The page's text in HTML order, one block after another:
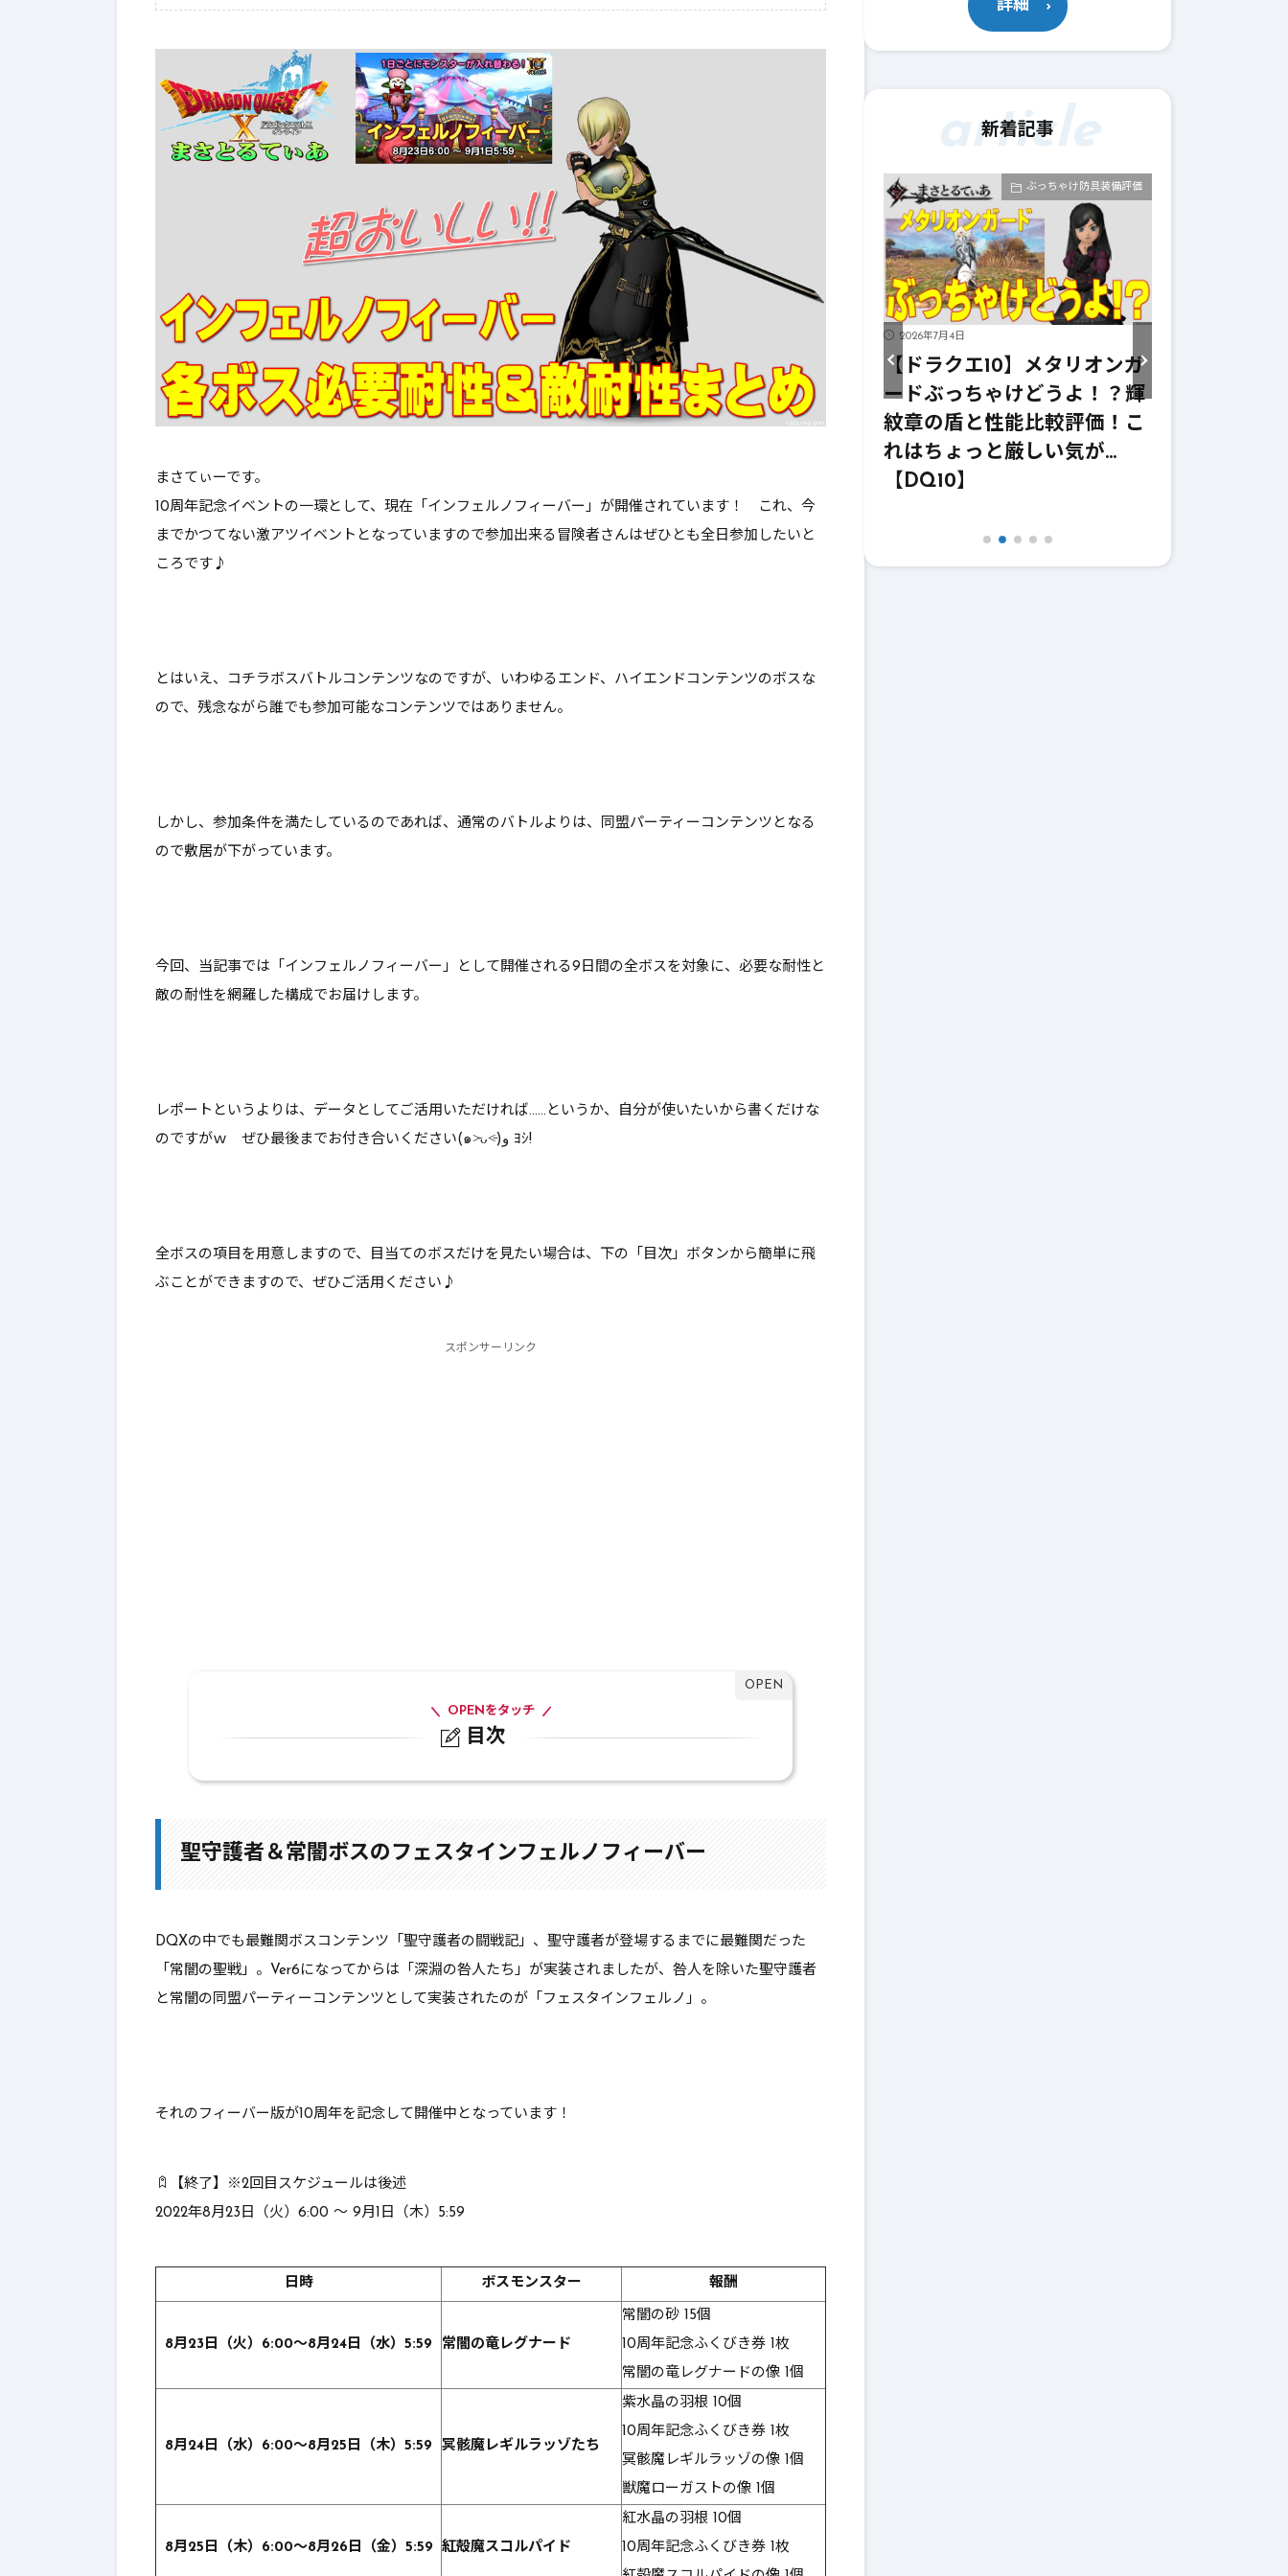
まさてぃーです。
10周年記念イベントの一環として、現在「 インフェルノフィーバー 」が開催されています！ これ、今
までかつてない激アツイベントとなっていますので参加出来る冒険者さんはぜひとも全日参加したいと
ころです♪
とはいえ、コチラボスバトルコンテンツなのですが、いわゆるエンド、ハイエンドコンテンツのボスな
ので、 残念ながら誰でも参加可能なコンテンツではありません。
しかし、参加条件を満たしているのであれば、通常のバトルよりは、同盟パーティーコンテンツとなる
ので敷居が下がっています。
今回、当記事では「インフェルノフィーバー」として開催される9日間の全ボスを対象に、 必要な耐性と
敵の耐性を網羅した構成でお届けします。
レポートというよりは、データとしてご活用いただければ……というか、自分が使いたいから書くだけな
のですがｗ ぜひ最後までお付き合いください(๑˃̵ᴗ˂̵)و ﾖｼ!
全ボスの項目を用意しますので、目当てのボスだけを見たい場合は、下の「目次」ボタンから簡単に飛
ぶことができますので、ぜひご活用ください♪
スポンサーリンク
目次
OPENをタッチ
1-2. 冥骸魔レギルラッゾたち
1-5. 翠将鬼ジェルザーク
最後に
聖守護者＆常闇ボスのフェスタインフェルノフィーバー
DQXの中でも最難関ボスコンテンツ「聖守護者の闘戦記」、聖守護者が登場するまでに最難関だった
「常闇の聖戦」。Ver6になってからは「深淵の咎人たち」が実装されましたが、 咎人を除いた聖守護者
と常闇の同盟パーティーコンテンツ として実装されたのが「フェスタインフェルノ」。
それのフィーバー版が10周年を記念して開催中となっています！
【終了】※2回目スケジュールは後述
2022年8月23日（火）6:00 ～ 9月1日（木）5:59
日時 ボスモンスター 報酬
8月23日（火）6:00～8月24日（水）5:59 常闇の竜レグナード
常闇の砂 15個
10周年記念ふくびき券 1枚
常闇の竜レグナードの像 1個
8月24日（水）6:00～8月25日（木）5:59 冥骸魔レギルラッゾたち
紫水晶の羽根 10個
10周年記念ふくびき券 1枚
冥骸魔レギルラッゾの像 1個
獣魔ローガストの像 1個
8月25日（木）6:00～8月26日（金）5:59 紅殻魔スコルパイド
紅水晶の羽根 10個
10周年記念ふくびき券 1枚
詳細
新着記事
article
【ドラクエ10】レーザーエッ
ジぶっちゃけどうよ！？クリ
スターライトと比較評価！な
功率が…【DQ10】【ブーメラ
ぶっちゃけ防具装備評価
2026年7月4日
【ドラクエ10】メタリオンシ
ールドぶっちゃけどうよ！？
神樹の大盾と性能比較評価！
2026年7月4日
【ドラクエ10】メタリオンガ
ードぶっちゃけどうよ！？輝
紋章の盾と性能比較評価！こ
ぶっちゃけ武器評価
2026年7月4日
【ドラクエ10】メタリオンサ
イズぶっちゃけどうよ！？レ
イヴンサイズと性能比較評
価！強いけどどうなのこれｗ
【DQ10】【鎌】